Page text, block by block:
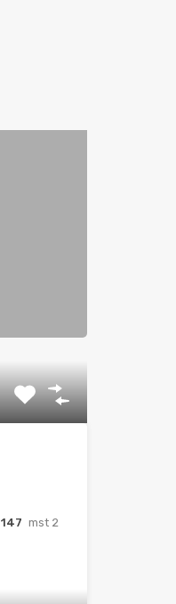
147 mst 2